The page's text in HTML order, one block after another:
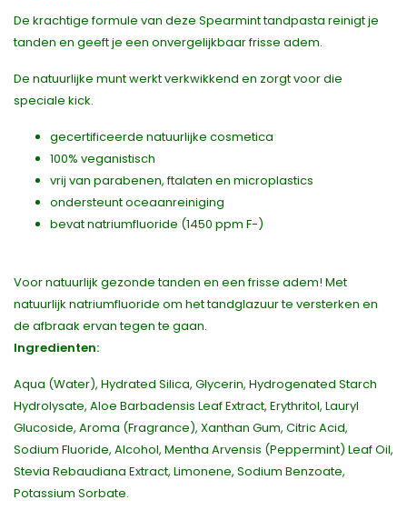
De krachtige formule van deze Spearmint tandpasta reinigt je
tanden en geeft je een onvergelijkbaar frisse adem.
De natuurlijke munt werkt verkwikkend en zorgt voor die
speciale kick.
gecertificeerde natuurlijke cosmetica
100% veganistisch
vrij van parabenen, ftalaten en microplastics
ondersteunt oceaanreiniging
bevat natriumfluoride (1450 ppm F-)
Voor natuurlijk gezonde tanden en een frisse adem! Met
natuurlijk natriumfluoride om het tandglazuur te versterken en
de afbraak ervan tegen te gaan.
Ingredienten:
Aqua (Water), Hydrated Silica, Glycerin, Hydrogenated Starch
Hydrolysate, Aloe Barbadensis Leaf Extract, Erythritol, Lauryl
Glucoside, Aroma (Fragrance), Xanthan Gum, Citric Acid,
Sodium Fluoride, Alcohol, Mentha Arvensis (Peppermint) Leaf Oil,
Stevia Rebaudiana Extract, Limonene, Sodium Benzoate,
Potassium Sorbate.